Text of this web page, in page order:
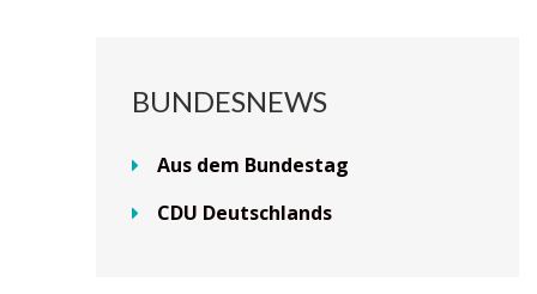
BUNDESNEWS
Aus dem Bundestag
CDU Deutschlands